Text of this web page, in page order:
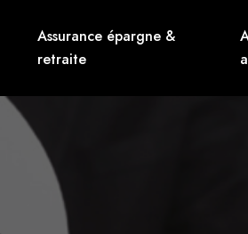
Assurance épargne &
retraite